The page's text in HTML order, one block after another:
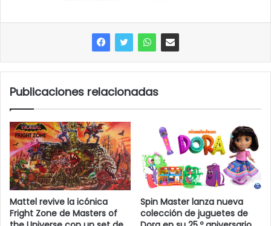
Publicaciones relacionadas
Mattel revive la icónica
Fright Zone de Masters of
Spin Master lanza nueva
colección de juguetes de